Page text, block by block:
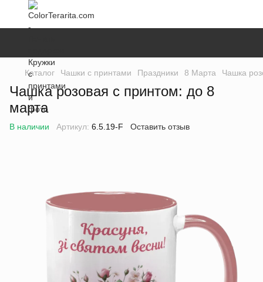
Каталог Чашки с принтами Праздники 8 Марта Чашка
Чашка розовая с принтом: до 8
марта
В наличии Артикул: 6.5.19-F Оставить отзыв